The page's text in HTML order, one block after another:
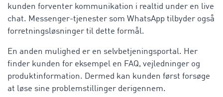
kunden forventer kommunikation i realtid under en live
chat. Messenger-tjenester som WhatsApp tilbyder også
forretningsløsninger til dette formål.
En anden mulighed er en selvbetjeningsportal. Her
finder kunden for eksempel en FAQ, vejledninger og
produktinformation. Dermed kan kunden først forsøge
at løse sine problemstillinger derigennem.